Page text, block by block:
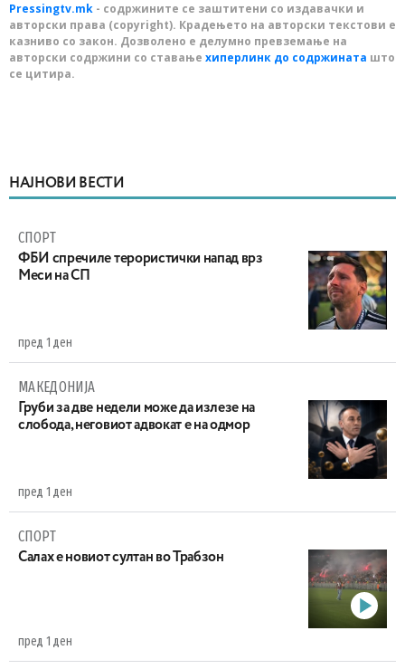
Pressingtv.mk - содржините се заштитени со издавачки и
авторски права (copyright). Крадењето на авторски текстови е
казниво со закон. Дозволено е делумно превземање на
авторски содржини со ставање хиперлинк до содржината што
се цитира.
НАЈНОВИ ВЕСТИ
СПОРТ
ФБИ спречиле терористички напад врз
Меси на СП
пред 1 ден
МАКЕДОНИЈА
Груби за две недели може да излезе на
слобода, неговиот адвокат е на одмор
пред 1 ден
СПОРТ
Салах е новиот султан во Трабзон
пред 1 ден